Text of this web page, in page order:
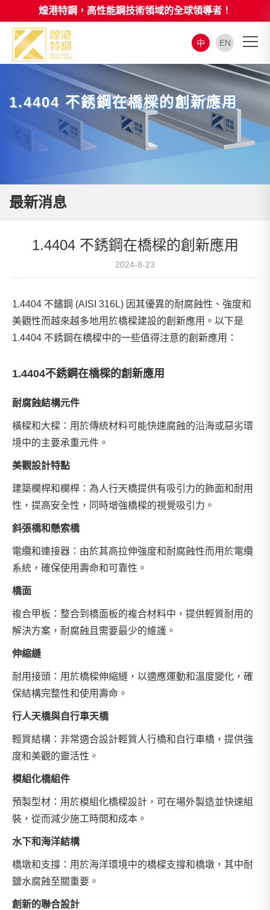
煌港特鋼，高性能鋼技術領域的全球領導者！
中 EN
1.4404 不銹鋼在橋樑的創新應用
最新消息
1.4404 不銹鋼在橋樑的創新應用
2024-8-23
1.4404 不鏽鋼 (AISI 316L) 因其優異的耐腐蝕性、強度和
美觀性而越來越多地用於橋樑建設的創新應用。以下是
1.4404 不銹鋼在橋樑中的一些值得注意的創新應用：
1.4404不銹鋼在橋樑的創新應用
耐腐蝕結構元件
橫樑和大樑：用於傳統材料可能快速腐蝕的沿海或惡劣環
境中的主要承重元件。
美觀設計特點
建築欄桿和欄桿：為人行天橋提供有吸引力的飾面和耐用
性，提高安全性，同時增強橋樑的視覺吸引力。
斜張橋和懸索橋
電纜和連接器：由於其高拉伸強度和耐腐蝕性而用於電纜
系統，確保使用壽命和可靠性。
橋面
複合甲板：整合到橋面板的複合材料中，提供輕質耐用的
解決方案，耐腐蝕且需要最少的維護。
伸縮縫
耐用接頭：用於橋樑伸縮縫，以適應運動和溫度變化，確
保結構完整性和使用壽命。
行人天橋與自行車天橋
輕質結構：非常適合設計輕質人行橋和自行車橋，提供強
度和美觀的靈活性。
模組化橋組件
預製型材：用於模組化橋樑設計，可在場外製造並快速組
裝，從而減少施工時間和成本。
水下和海洋結構
橋墩和支撐：用於海洋環境中的橋樑支撐和橋墩，其中耐
鹽水腐蝕至關重要。
創新的聯合設計